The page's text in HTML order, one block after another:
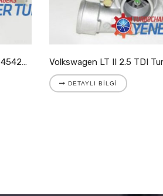
Volkswagen LT II 2.5 TDI Turbo 454205-9007S
DETAYLI BILGI